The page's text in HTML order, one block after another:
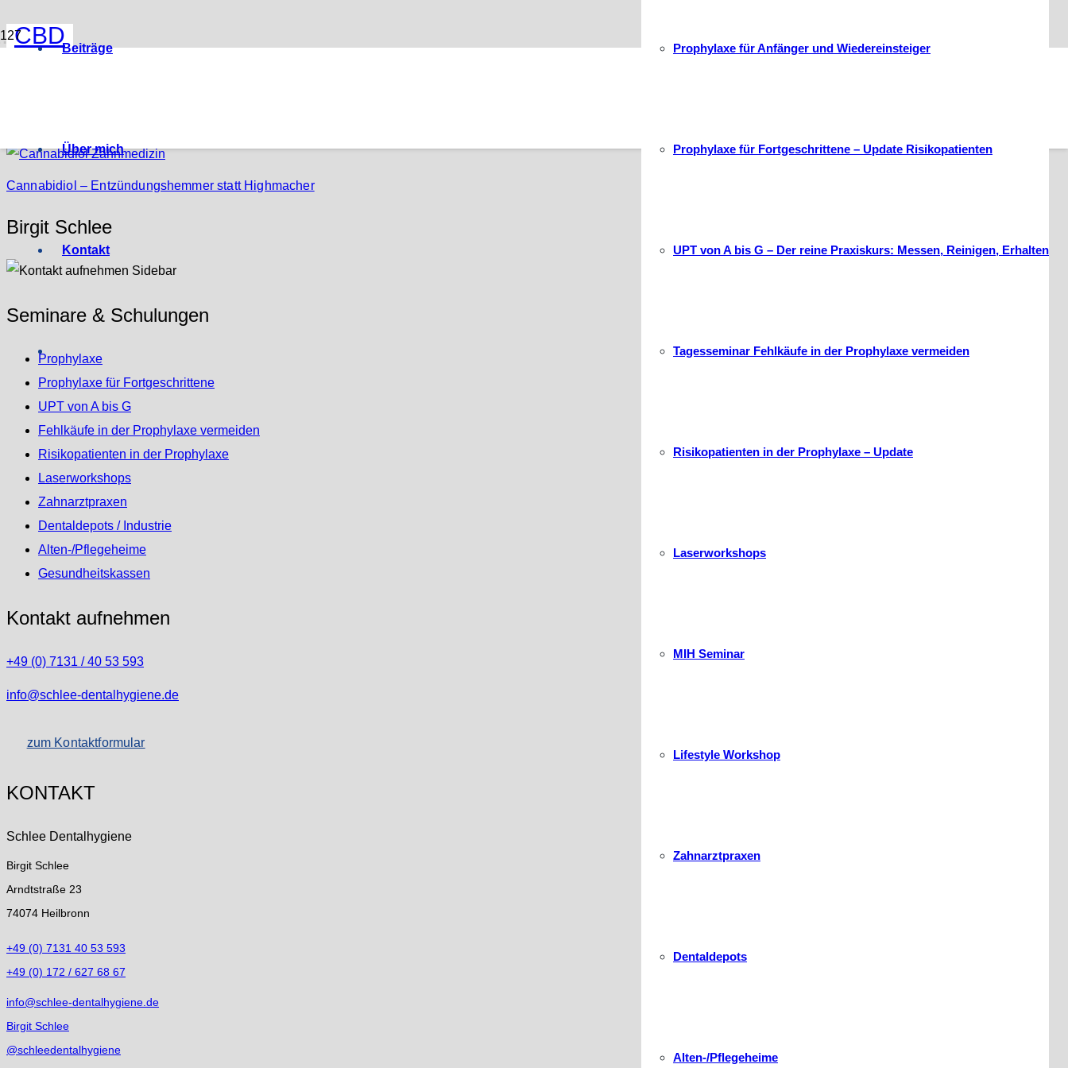
Prophylaxe für Anfänger und Wiedereinsteiger
Prophylaxe für Fortgeschrittene – Update Risikopatienten
UPT von A bis G – Der reine Praxiskurs: Messen, Reinigen, Erhalten
Tagesseminar Fehlkäufe in der Prophylaxe vermeiden
Risikopatienten in der Prophylaxe – Update
Laserworkshops
MIH Seminar
Lifestyle Workshop
Zahnarztpraxen
Dentaldepots
Alten-/Pflegeheime
Beiträge
Über mich
Kontakt
CBD
Cannabidiol – Entzündungshemmer statt Highmacher
Birgit Schlee
Seminare & Schulungen
Prophylaxe
Prophylaxe für Fortgeschrittene
UPT von A bis G
Fehlkäufe in der Prophylaxe vermeiden
Risikopatienten in der Prophylaxe
Laserworkshops
Zahnarztpraxen
Dentaldepots / Industrie
Alten-/Pflegeheime
Gesundheitskassen
Kontakt aufnehmen
+49 (0) 7131 / 40 53 593
info@schlee-dentalhygiene.de
zum Kontaktformular
KONTAKT
Schlee Dentalhygiene
Birgit Schlee
Arndtstraße 23
74074 Heilbronn
+49 (0) 7131 40 53 593
+49 (0) 172 / 627 68 67
info@schlee-dentalhygiene.de
Birgit Schlee
@schleedentalhygiene